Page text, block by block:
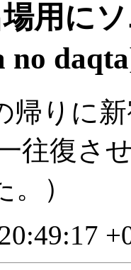
用に
no
帰りに
往復さ
）